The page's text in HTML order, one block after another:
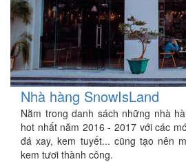
Nhà hàng SnowIsLand
Nằm trong danh sách những nhà
hot nhất năm 2016 - 2017 với các
đá xay, kem tuyết... cũng tạo nên
kem tươi thành công.